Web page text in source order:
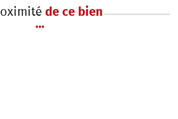
de ce bien
...